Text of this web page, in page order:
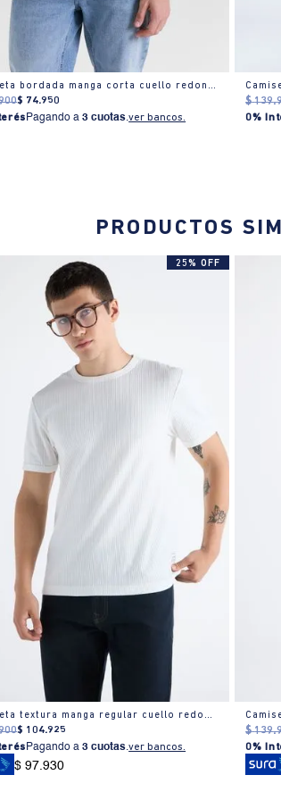
Camiseta bordada manga corta cuello redondo para hombre
$ 74.950
Pagando a3 cuotas.ver bancos.
$ 139.
0%
PRODUCTOS
25% OFF
Camiseta textura manga regular cuello redondo para hombre
$ 104.925
Pagando a3 cuotas.ver bancos.
$ 97.930
$ 139.
0%